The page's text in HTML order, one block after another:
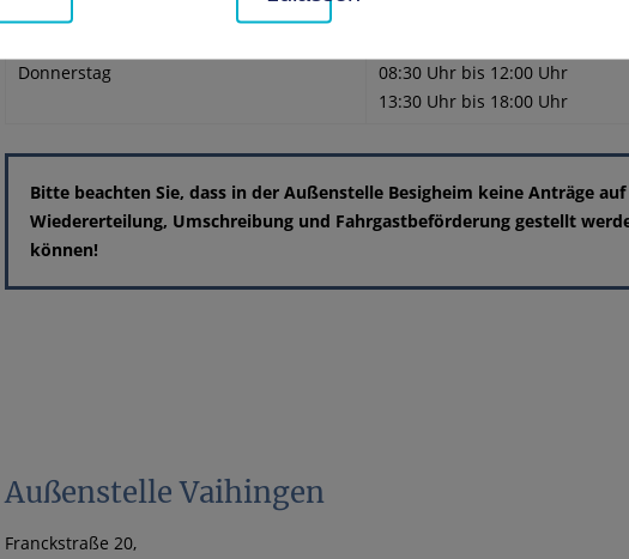
Dienstag, Mittwoch und Freitag
Donnerstag
08:30 Uhr bis 12:00 Uhr
13:30 Uhr bis 18:00 Uhr
Bitte beachten Sie, dass in der Außenstelle Besigheim keine Anträge auf
Wiedererteilung, Umschreibung und Fahrgastbeförderung gestellt
können!
Außenstelle Vaihingen
Franckstraße 20,